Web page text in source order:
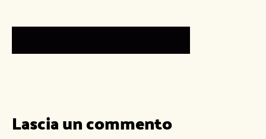
Lascia un commento